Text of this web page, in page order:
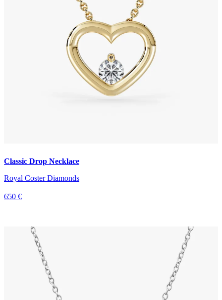
Classic Drop Necklace
Royal Coster Diamonds
650 €